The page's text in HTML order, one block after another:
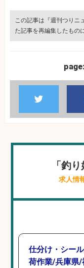
この記事は『週刊つりニ
た記事を再編集したもの
page:
「釣
求人情
仕分け・シー
荷作業/兵庫県/